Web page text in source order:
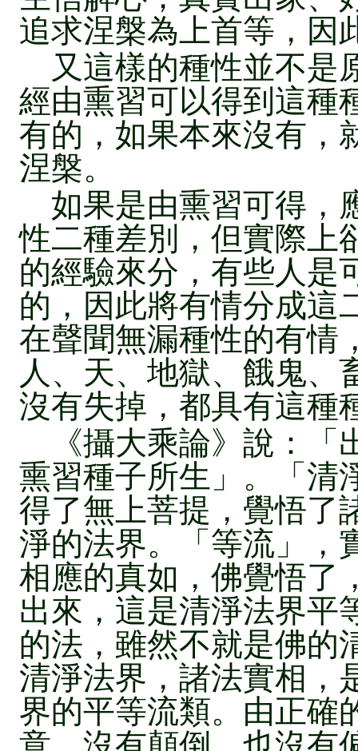
追求涅槃為上首等，因
又這樣的種性並不是
經由熏習可以得到這種
有的，如果本來沒有，
涅槃。
如果是由熏習可得，
性二種差別，但實際上
的經驗來分，有些人是
的，因此將有情分成這
在聲聞無漏種性的有情
人、天、地獄、餓鬼、
沒有失掉，都具有這種
《攝大乘論》說：「
熏習種子所生」。「清
得了無上菩提，覺悟了
淨的法界。「等流」，
相應的真如，佛覺悟了
出來，這是清淨法界平
的法，雖然不就是佛的
清淨法界，諸法實相，
界的平等流類。由正確